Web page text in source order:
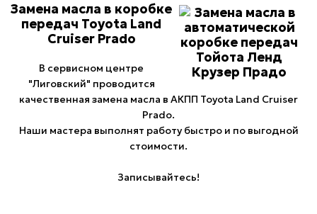
Замена масла в коробке
передач Toyota Land
Cruiser Prado
В сервисном центре
"Лиговский" проводится
качественная замена масла в АКПП Toyota Land Cruiser
Prado.
Наши мастера выполнят работу быстро и по выгодной
стоимости.
Записывайтесь!